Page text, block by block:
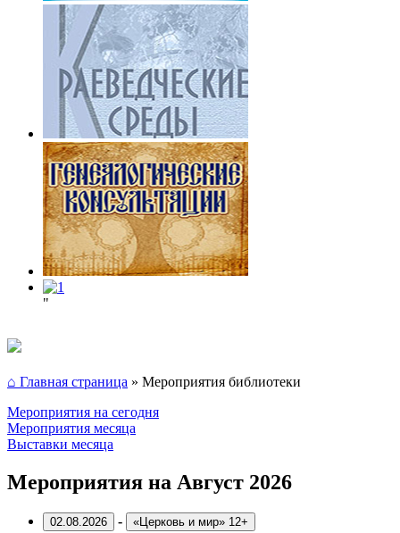
"
⌂ Главная страница » Мероприятия библиотеки
Мероприятия на сегодня
Мероприятия месяца
Выставки месяца
Мероприятия на Август 2026
02.08.2026 - «Церковь и мир» 12+